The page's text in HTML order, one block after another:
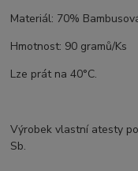
Materiál: 70%
Hmotnost: 90 gramů/Ks
Lze prát na 40°C.
Výrobek vlastní atesty
Sb.